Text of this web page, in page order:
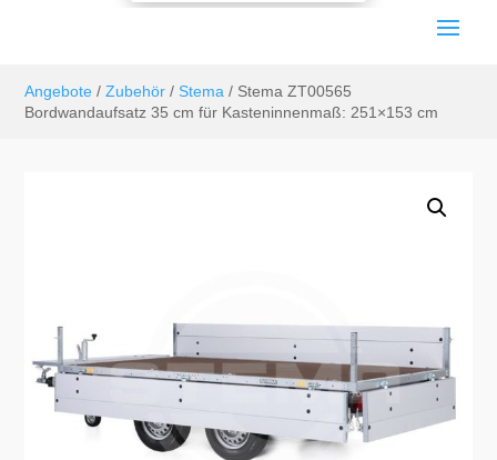
Angebote /Zubehör /Stema / Stema ZT00565
Bordwandaufsatz 35 cm für Kasteninnenmaß: 251×153 cm